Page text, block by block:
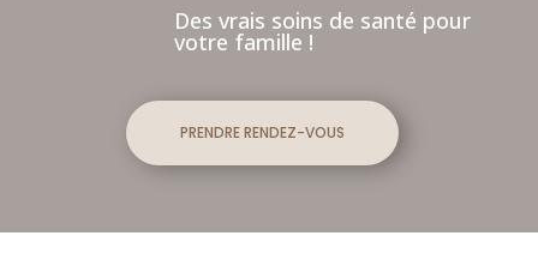
Des vrais soins de santé pour
votre famille !
PRENDRE RENDEZ-VOUS